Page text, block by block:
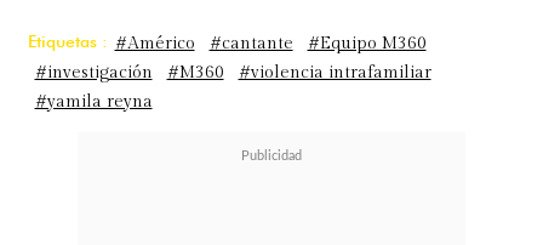
Etiquetas : #Américo #cantante
#Equipo M360
#investigación
#M360
#violencia intrafamiliar
#yamila reyna